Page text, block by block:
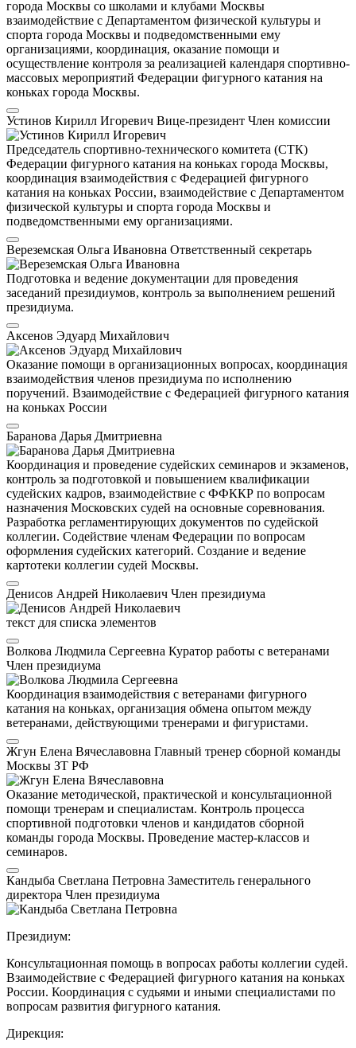
города Москвы со школами и клубами Москвы
взаимодействие с Департаментом физической культуры и
спорта города Москвы и подведомственными ему
организациями, координация, оказание помощи и
осуществление контроля за реализацией календаря спортивно-
массовых мероприятий Федерации фигурного катания на
коньках города Москвы.
Устинов Кирилл Игоревич Вице-президент Член комиссии
Председатель спортивно-технического комитета (СТК)
Федерации фигурного катания на коньках города Москвы,
координация взаимодействия с Федерацией фигурного
катания на коньках России, взаимодействие с Департаментом
физической культуры и спорта города Москвы и
подведомственными ему организациями.
Вереземская Ольга Ивановна Ответственный секретарь
Подготовка и ведение документации для проведения
заседаний президиумов, контроль за выполнением решений
президиума.
Аксенов Эдуард Михайлович
Оказание помощи в организационных вопросах, координация
взаимодействия членов президиума по исполнению
поручений. Взаимодействие с Федерацией фигурного катания
на коньках России
Баранова Дарья Дмитриевна
Координация и проведение судейских семинаров и экзаменов,
контроль за подготовкой и повышением квалификации
судейских кадров, взаимодействие с ФФККР по вопросам
назначения Московских судей на основные соревнования.
Разработка регламентирующих документов по судейской
коллегии. Содействие членам Федерации по вопросам
оформления судейских категорий. Создание и ведение
картотеки коллегии судей Москвы.
Денисов Андрей Николаевич Член президиума
текст для списка элементов
Волкова Людмила Сергеевна Куратор работы с ветеранами
Член президиума
Координация взаимодействия с ветеранами фигурного
катания на коньках, организация обмена опытом между
ветеранами, действующими тренерами и фигуристами.
Жгун Елена Вячеславовна Главный тренер сборной команды
Москвы ЗТ РФ
Оказание методической, практической и консультационной
помощи тренерам и специалистам. Контроль процесса
спортивной подготовки членов и кандидатов сборной
команды города Москвы. Проведение мастер-классов и
семинаров.
Кандыба Светлана Петровна Заместитель генерального
директора Член президиума
Президиум:
Консультационная помощь в вопросах работы коллегии судей.
Взаимодействие с Федерацией фигурного катания на коньках
России. Координация с судьями и иными специалистами по
вопросам развития фигурного катания.
Дирекция: